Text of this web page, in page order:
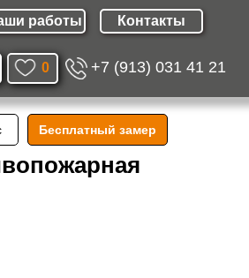
работы Контакты
0 +7 (913) 031 41 21
Бесплатный замер